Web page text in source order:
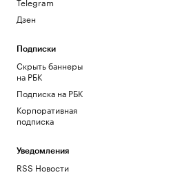
Дзен
Подписки
Скрыть баннеры
на РБК
Подписка на РБК
Корпоративная
подписка
Уведомления
RSS Новости